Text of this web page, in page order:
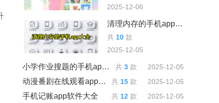
2025-12-06
清理内存的手机app大全
共 10 款
2025-12-05
小学作业搜题的手机app大全 共 3 款 2025-12-05
动漫番剧在线观看app推荐 共 15 款 2025-12-05
手机记账app软件大全 共 12 款 2025-12-05